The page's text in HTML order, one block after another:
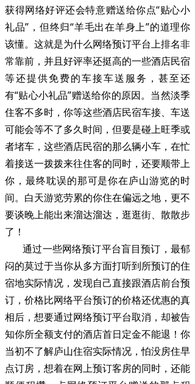
获得网络好评还会特意赠送给你点“贴心小
礼品”，但终归“羊毛出在羊身上”的道理你
该懂。这就是为什么网络预订平台上排名非
常靠前，并且好评率还挺高的一些酒店民宿
等还提供免费的车接车送服务，甚至还
有“贴心小礼品”赠送给你的原因。当然淡季
住客不多时，你等这些酒店民宿车接、车送
可能会等不了多久时间，但要是碰上旺季或
者堵车，这些酒店民宿的那么辆小车，在忙
着接送一拨拨来往住客的同时，还要顺带上
你，最终耽误的那可是你在庐山游览的时
间。白天游览劳累的你住在偏远之地，更不
要谈晚上能出来溜达溜达，逛逛街、散散步
了！
通过一些网络预订平台盲目预订，最郁
闷的莫过于当你从多方面打听到所预订的住
宿地实际情况，发现自己直接跟酒店前台预
订，价格比网络平台预订的价格还优惠的真
相后，想要通过网络预订平台取消，却被告
知你所全额支付的酒店首日定金不能退！你
当初不了解庐山住宿实际情况，怕没房住早
点订房，想着在网上预订客房的同时，还能